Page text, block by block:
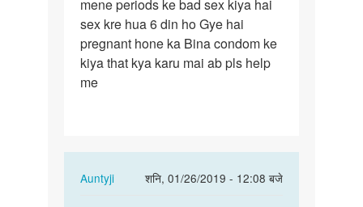
mene
periods
ke
bad
sex
mene periods ke bad sex kiya hai
sex kre hua 6 din ho Gye hai
pregnant hone ka Bina condom ke
kiya that kya karu mai ab pls help
me
Auntyji
शनि, 01/26/2019 - 12:08 बजे
In